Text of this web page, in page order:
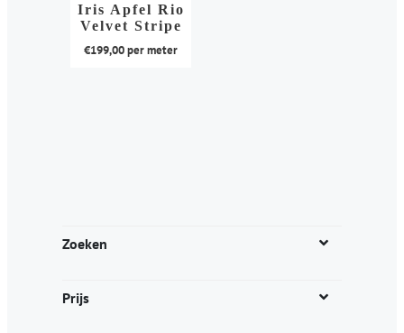
Zoeken
Prijs
Iris Apfel Rio
Velvet Stripe
€199,00per meter
kan
op